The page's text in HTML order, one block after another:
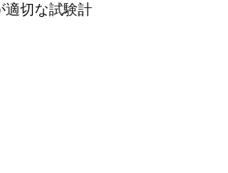
適切な試験計